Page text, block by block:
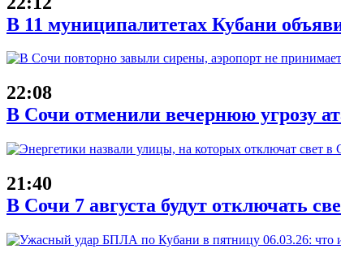
В 11 муниципалитетах Кубани
22:08
В Сочи отменили вечернюю угрозу
21:40
В Сочи 7 августа будут отключать